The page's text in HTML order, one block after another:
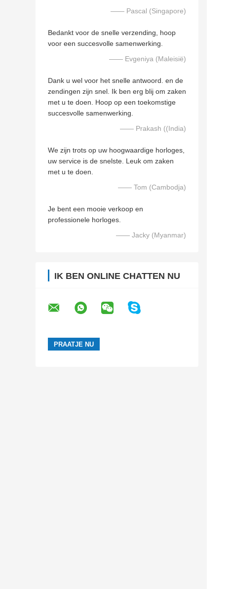
—— Pascal (Singapore)
Bedankt voor de snelle verzending, hoop
voor een succesvolle samenwerking.
—— Evgeniya (Maleisië)
Dank u wel voor het snelle antwoord. en de
zendingen zijn snel. Ik ben erg blij om zaken
met u te doen. Hoop op een toekomstige
succesvolle samenwerking.
—— Prakash ((India)
We zijn trots op uw hoogwaardige horloges,
uw service is de snelste. Leuk om zaken
met u te doen.
—— Tom (Cambodja)
Je bent een mooie verkoop en
professionele horloges.
—— Jacky (Myanmar)
IK BEN ONLINE CHATTEN NU